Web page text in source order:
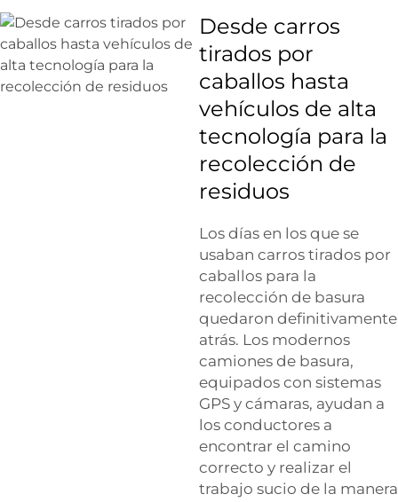
Desde carros
tirados por
caballos hasta
vehículos de alta
tecnología para la
recolección de
residuos
Los días en los que se
usaban carros tirados por
caballos para la
recolección de basura
quedaron definitivamente
atrás. Los modernos
camiones de basura,
equipados con sistemas
GPS y cámaras, ayudan a
los conductores a
encontrar el camino
correcto y realizar el
trabajo sucio de la manera